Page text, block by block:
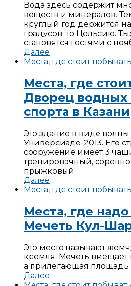
Вода здесь содержит
веществ и минералов.
круглый год держится
градусов по Цельсию.
становятся гостями с
Далее
Места, где стоит побывать
Места, где
Дворец водных
спорта в Казани
Это здание в виде волны
Универсиаде-2013. Его
сооружение имеет 3
тренировочный,
прыжковый.
Далее
Места, где стоит побывать
Места, где
Мечеть Кул-
Это место называют
кремля. Мечеть вмещает
а прилегающая площадь
Далее